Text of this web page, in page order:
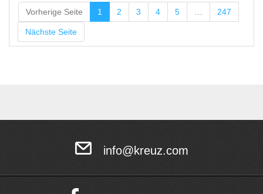
Vorherige Seite
1 2 3 4 5 247
Nächste Seite
info@kreuz.com